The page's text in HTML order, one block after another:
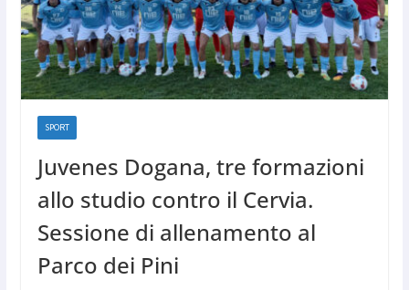
SPORT
Juvenes Dogana, tre formazioni
allo studio contro il Cervia.
Sessione di allenamento al
Parco dei Pini